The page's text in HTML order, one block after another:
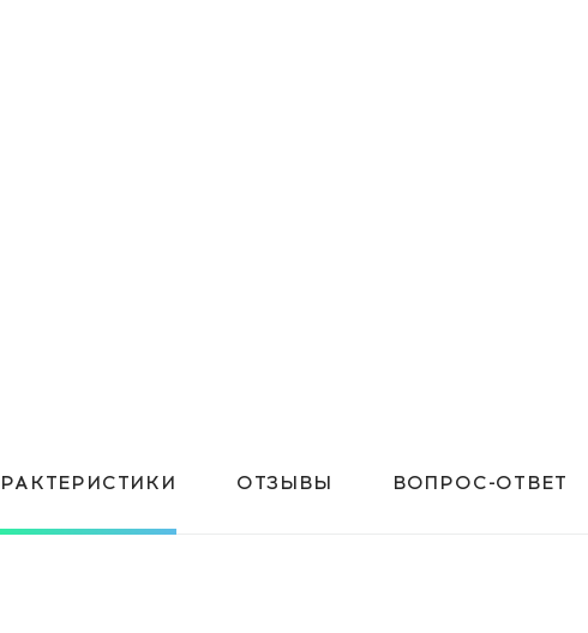
ОТЗЫВЫ ВОПРОС-ОТВЕТ